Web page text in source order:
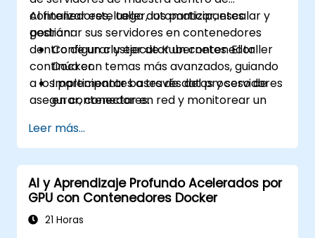
contenedores, luego automatizar, escalar y
gestionar sus servidores en contenedores
dentro de un cluster de Kubernetes. El taller
continúa con temas más avanzados, guiando
a los participantes a través del proceso de
asegurar, conectar en red y monitorear un
Al finalizar este taller, los participantes
podrán:
Configurar y ejecutar un contenedor
Docker.
Implementar bases de datos y servidores
en contenedores.
Kubernetes.
Utilizar Kubernetes para implementar y
gestionar diferentes entornos dentro del
mismo cluster.
Asegurar, escalar y monitorear un cluster
de Kubernetes.
Leer más...
AI y Aprendizaje Profundo Acelerados por
GPU con Contenedores Docker
21 Horas